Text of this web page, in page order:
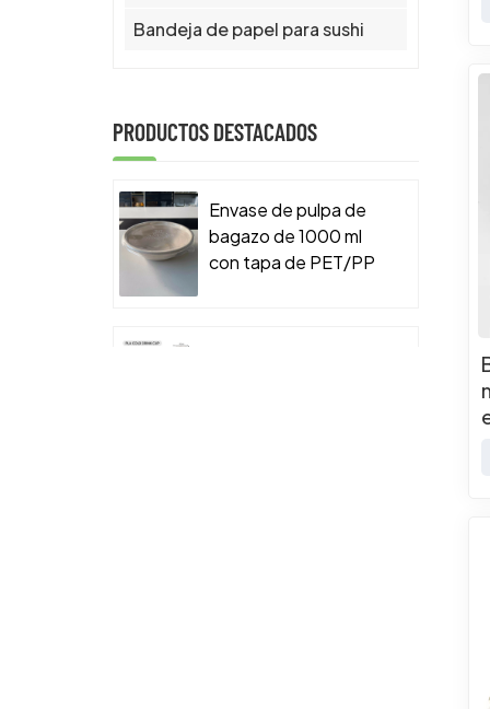
Bandeja de papel para sushi
PRODUCTOS DESTACADOS
Envase de pulpa de
bagazo de 1000 ml
con tapa de PET/PP